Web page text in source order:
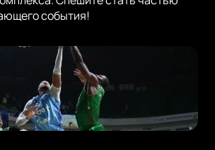
события!